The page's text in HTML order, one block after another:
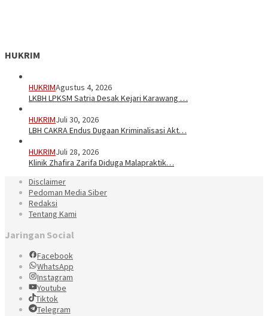
HUKRIM
HUKRIMAgustus 4, 2026
LKBH LPKSM Satria Desak Kejari Karawang …
HUKRIMJuli 30, 2026
LBH CAKRA Endus Dugaan Kriminalisasi Akt…
HUKRIMJuli 28, 2026
Klinik Zhafira Zarifa Diduga Malapraktik…
Disclaimer
Pedoman Media Siber
Redaksi
Tentang Kami
Jaringan Social
Facebook
WhatsApp
Instagram
Youtube
Tiktok
Telegram